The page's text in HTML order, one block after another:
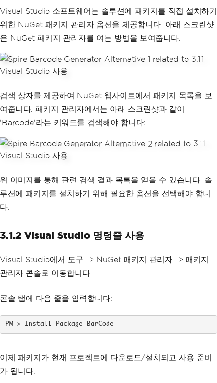
Visual Studio 소프트웨어는 솔루션에 패키지를 직접 설치하기
위한 NuGet 패키지 관리자 옵션을 제공합니다. 아래 스크린샷
은 NuGet 패키지 관리자를 여는 방법을 보여줍니다.
검색 상자를 제공하여 NuGet 웹사이트에서 패키지 목록을 보
여줍니다. 패키지 관리자에서는 아래 스크린샷과 같이
'Barcode'라는 키워드를 검색해야 합니다:
위 이미지를 통해 관련 검색 결과 목록을 얻을 수 있습니다. 솔
루션에 패키지를 설치하기 위해 필요한 옵션을 선택해야 합니
다.
3.1.2 Visual Studio 명령줄 사용
Visual Studio에서 도구 -> NuGet 패키지 관리자 -> 패키지
관리자 콘솔로 이동합니다
콘솔 탭에 다음 줄을 입력합니다:
Install-Package BarCode
이제 패키지가 현재 프로젝트에 다운로드/설치되고 사용 준비
가 됩니다.